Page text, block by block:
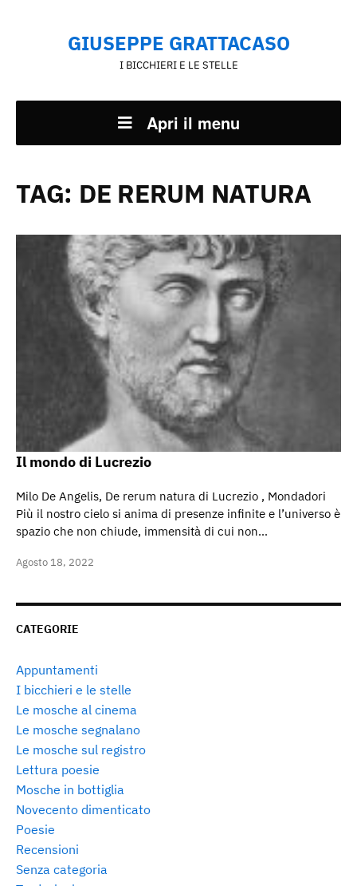
GIUSEPPE GRATTACASO
I BICCHIERI E LE STELLE
Apri il menu
CATEGORIE
Appuntamenti
I bicchieri e le stelle
Le mosche al cinema
Le mosche segnalano
Le mosche sul registro
Lettura poesie
Mosche in bottiglia
Novecento dimenticato
Poesie
Recensioni
Senza categoria
TAG: DE RERUM NATURA
Il mondo di Lucrezio
Milo De Angelis, De rerum natura di Lucrezio , Mondadori
Più il nostro cielo si anima di presenze infinite e l’universo è
spazio che non chiude, immensità di cui non…
Agosto 18, 2022